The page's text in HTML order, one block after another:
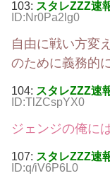
103: スタレZZZ速
ID:Nr0Pa2lg0
自由に戦い方変
のために義務的
104: スタレZZZ速
ID:TlZCspYX0
ジェンジの俺に
107: スタレZZZ速
ID:q/iV6P6L0